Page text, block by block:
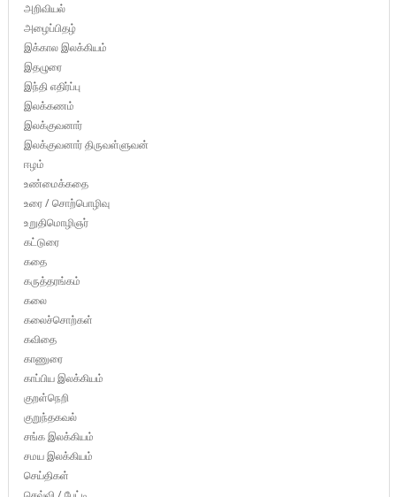
அறிவியல்
அழைப்பிதழ்
இக்கால இலக்கியம்
இதழுரை
இந்தி எதிர்ப்பு
இலக்கணம்
இலக்குவனார்
இலக்குவனார் திருவள்ளுவன்
ஈழம்
உண்மைக்கதை
உரை / சொற்பொழிவு
உறுதிமொழிஞர்
கட்டுரை
கதை
கருத்தரங்கம்
கலை
கலைச்சொற்கள்
கவிதை
காணுரை
காப்பிய இலக்கியம்
குறள்நெறி
குறுந்தகவல்
சங்க இலக்கியம்
சமய இலக்கியம்
செய்திகள்